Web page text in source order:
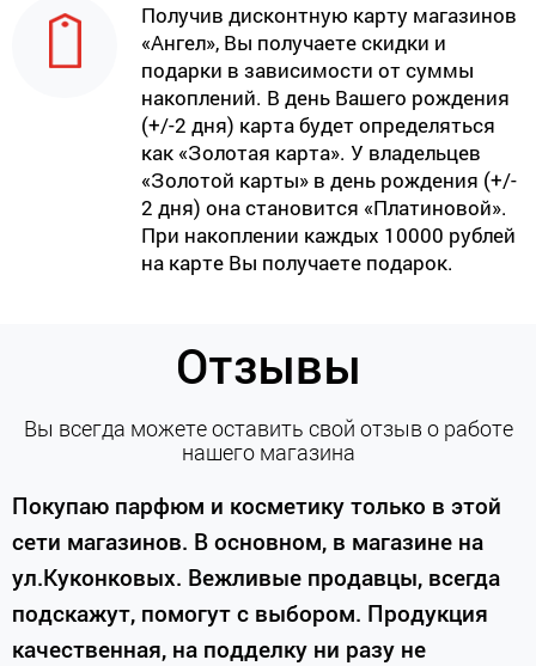
Получив дисконтную карту магазинов
«Ангел», Вы получаете скидки и
подарки в зависимости от суммы
накоплений. В день Вашего рождения
(+/-2 дня) карта будет определяться
как «Золотая карта». У владельцев
«Золотой карты» в день рождения (+/-
2 дня) она становится «Платиновой».
При накоплении каждых 10000 рублей
на карте Вы получаете подарок.
Отзывы
Вы всегда можете оставить свой отзыв о работе
нашего магазина
Покупаю парфюм и косметику только в этой
сети магазинов. В основном, в магазине на
ул.Куконковых. Вежливые продавцы, всегда
подскажут, помогут с выбором. Продукция
качественная, на подделку ни разу не